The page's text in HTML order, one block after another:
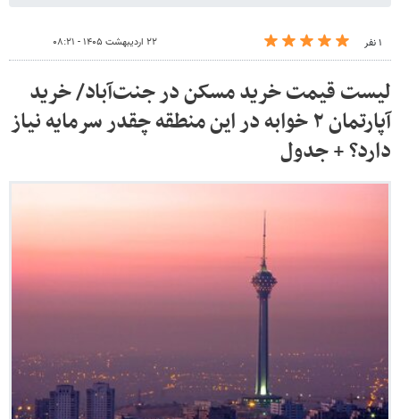
۱ نفر ۲۲ اردیبهشت ۱۴۰۵ - ۰۸:۲۱
لیست قیمت خرید مسکن در جنت‌آباد/ خرید
آپارتمان ۲ خوابه در این منطقه چقدر سرمایه نیاز
دارد؟ + جدول